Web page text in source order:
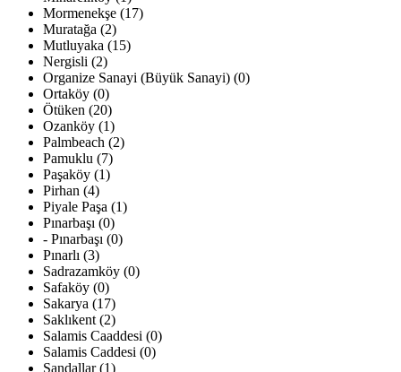
Mormenekşe (17)
Muratağa (2)
Mutluyaka (15)
Nergisli (2)
Organize Sanayi (Büyük Sanayi) (0)
Ortaköy (0)
Ötüken (20)
Ozanköy (1)
Palmbeach (2)
Pamuklu (7)
Paşaköy (1)
Pirhan (4)
Piyale Paşa (1)
Pınarbaşı (0)
- Pınarbaşı (0)
Pınarlı (3)
Sadrazamköy (0)
Safaköy (0)
Sakarya (17)
Saklıkent (2)
Salamis Caaddesi (0)
Salamis Caddesi (0)
Sandallar (1)